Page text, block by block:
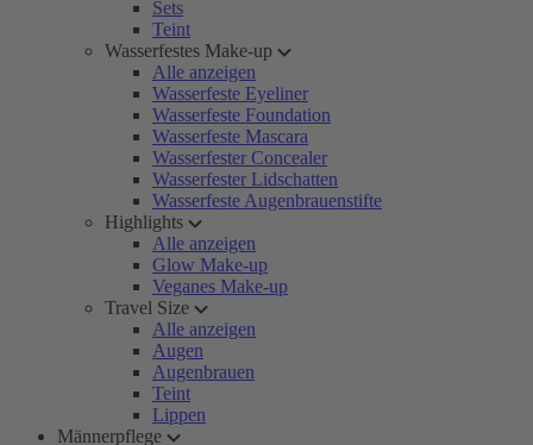
Sets
Teint
Wasserfestes Make-up
Alle anzeigen
Wasserfeste Eyeliner
Wasserfeste Foundation
Wasserfeste Mascara
Wasserfester Concealer
Wasserfester Lidschatten
Wasserfeste Augenbrauenstifte
Highlights
Alle anzeigen
Glow Make-up
Veganes Make-up
Travel Size
Alle anzeigen
Augen
Augenbrauen
Teint
Lippen
Männerpflege